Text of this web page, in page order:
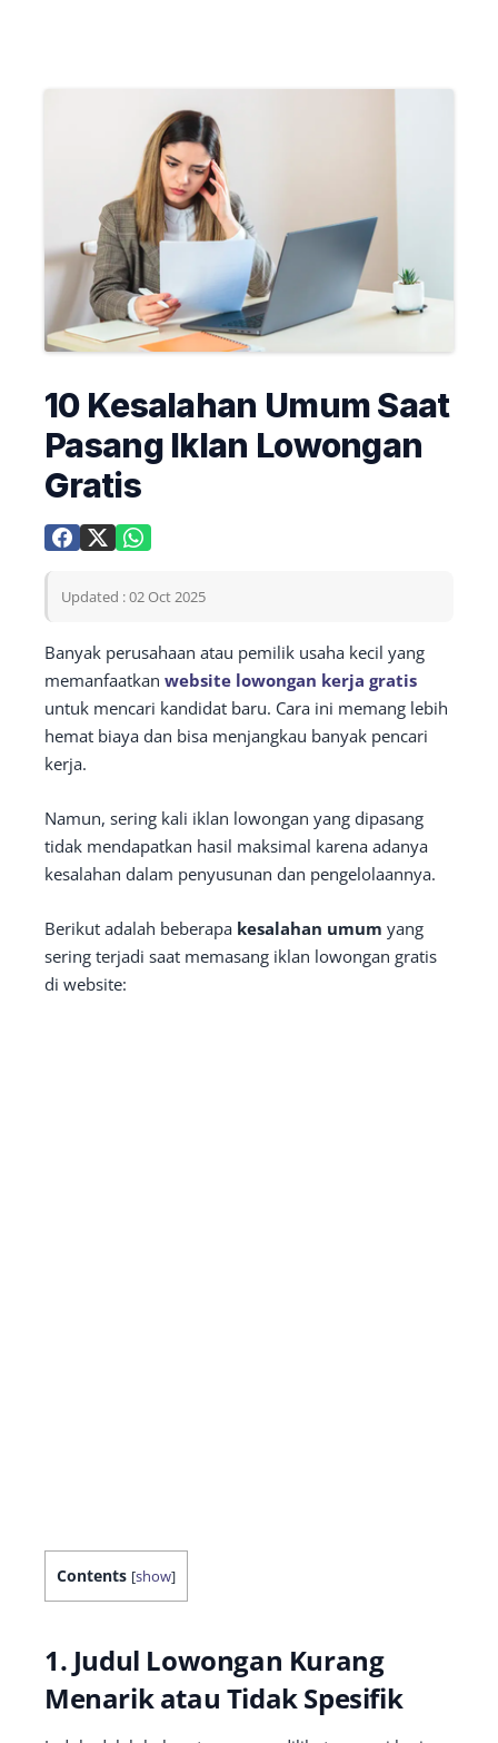
10 Kesalahan Umum Saat
Pasang Iklan Lowongan
Gratis
Updated : 02 Oct 2025
Banyak perusahaan atau pemilik usaha kecil yang
memanfaatkan website lowongan kerja gratis
untuk mencari kandidat baru. Cara ini memang lebih
hemat biaya dan bisa menjangkau banyak pencari
kerja.
Namun, sering kali iklan lowongan yang dipasang
tidak mendapatkan hasil maksimal karena adanya
kesalahan dalam penyusunan dan pengelolaannya.
Berikut adalah beberapa kesalahan umum yang
sering terjadi saat memasang iklan lowongan gratis
di website:
Contents [show]
1. Judul Lowongan Kurang
Menarik atau Tidak Spesifik